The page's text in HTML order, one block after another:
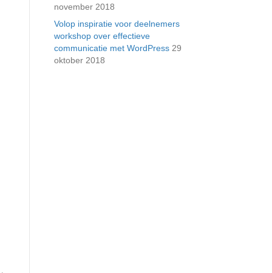
november 2018
Volop inspiratie voor deelnemers
workshop over effectieve
communicatie met WordPress 29
oktober 2018